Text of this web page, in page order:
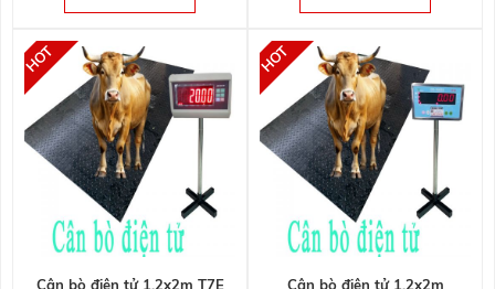
Cân bò điện tử 1.2x2m T7E
Cân bò điện tử 1.2x2m